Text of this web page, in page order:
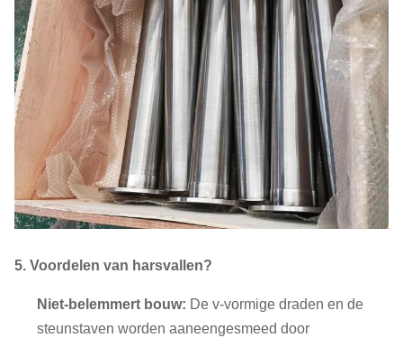
5. Voordelen van harsvallen?
Niet-belemmert bouw: De v-vormige draden en de
steunstaven worden aaneengesmeed door